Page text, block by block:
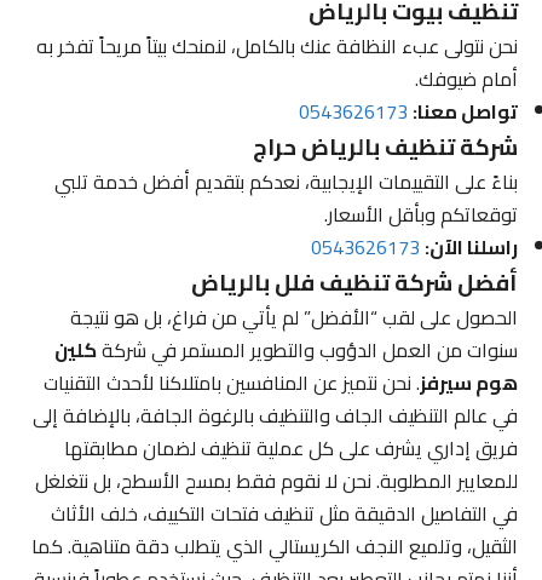
تنظيف بيوت بالرياض
نحن نتولى عبء النظافة عنك بالكامل، لنمنحك بيتاً مريحاً تفخر به
أمام ضيوفك.
تواصل معنا:0543626173
شركة تنظيف بالرياض حراج
بناءً على التقييمات الإيجابية، نعدكم بتقديم أفضل خدمة تلبي
توقعاتكم وبأقل الأسعار.
راسلنا الآن:0543626173
أفضل شركة تنظيف فلل بالرياض
الحصول على لقب “الأفضل” لم يأتي من فراغ، بل هو نتيجة
سنوات من العمل الدؤوب والتطوير المستمر في شركةكلين
هوم سيرفز. نحن نتميز عن المنافسين بامتلاكنا لأحدث التقنيات
في عالم التنظيف الجاف والتنظيف بالرغوة الجافة، بالإضافة إلى
فريق إداري يشرف على كل عملية تنظيف لضمان مطابقتها
للمعايير المطلوبة. نحن لا نقوم فقط بمسح الأسطح، بل نتغلغل
في التفاصيل الدقيقة مثل تنظيف فتحات التكييف، خلف الأثاث
الثقيل، وتلميع النجف الكريستالي الذي يتطلب دقة متناهية. كما